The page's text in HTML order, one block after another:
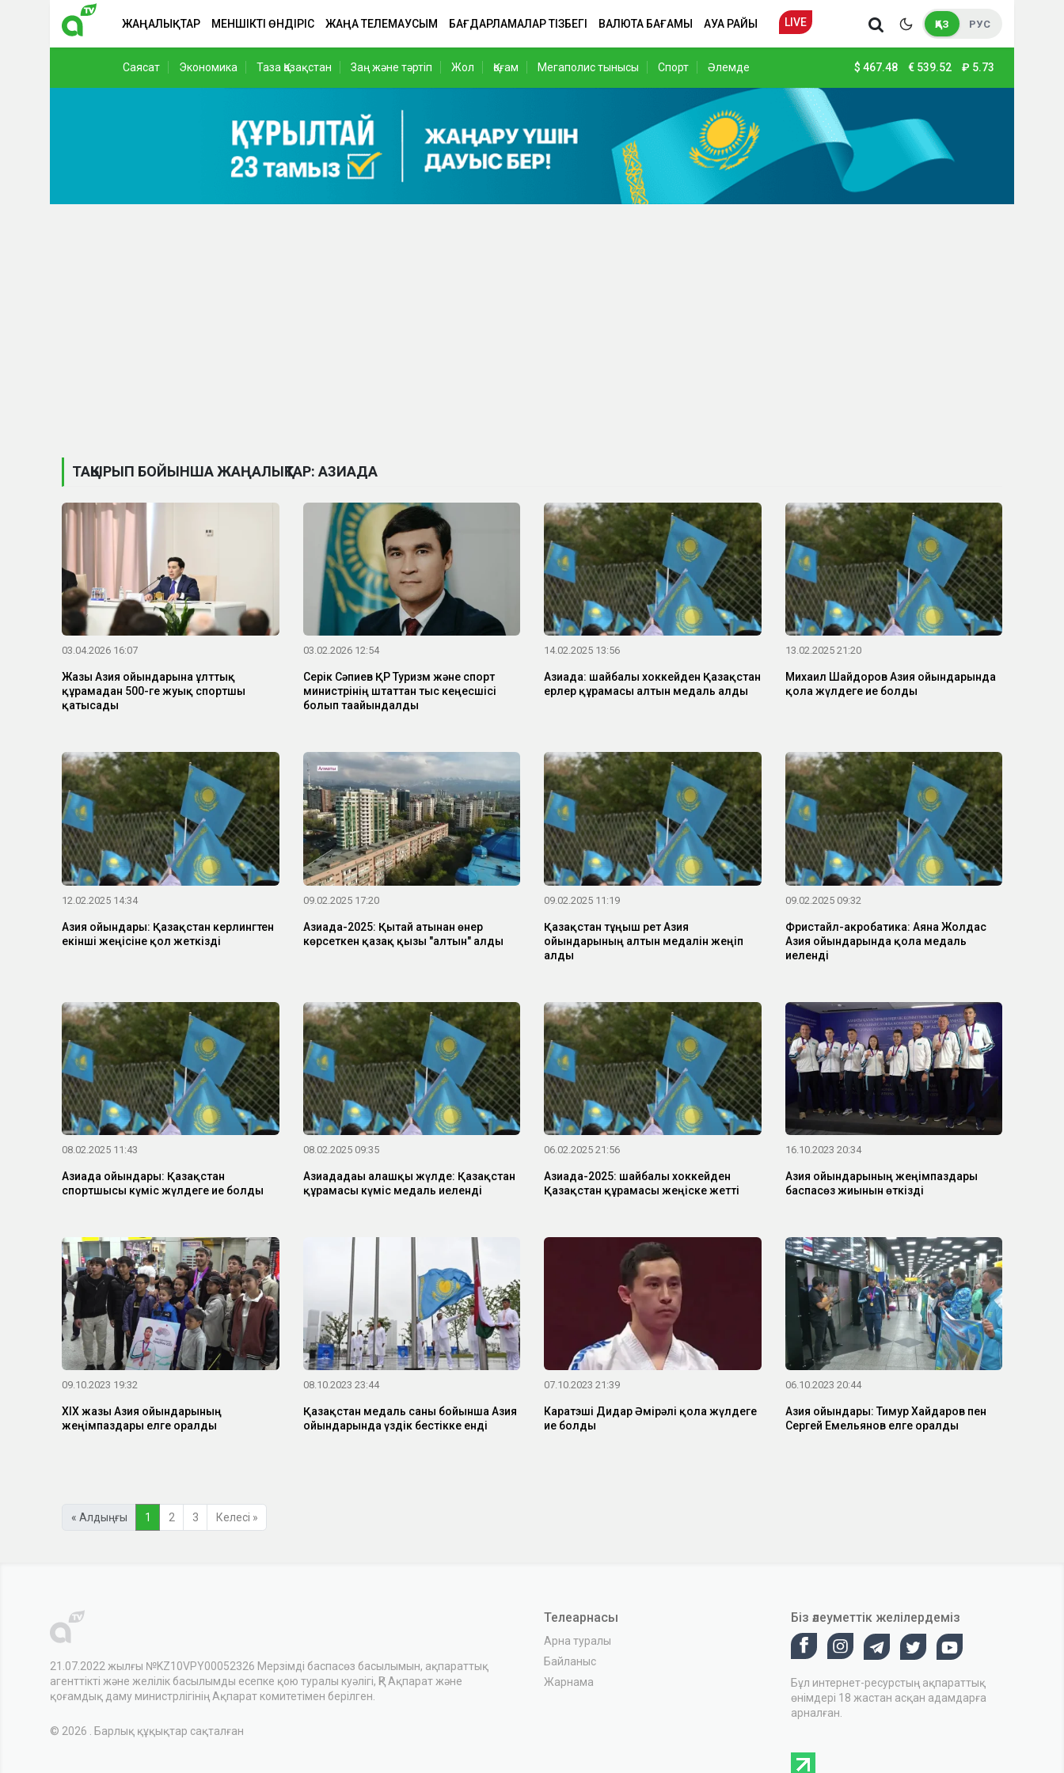
ЖАҢАЛЫҚТАР МЕНШІКТІ ӨНДІРІС ЖАҢА ТЕЛЕМАУСЫМ БАҒДАРЛАМАЛАР ТІЗБЕГІ ВАЛЮТА БАҒАМЫ АУА РАЙЫ LIVE ҚАЗ РУС
Саясат Экономика Таза Қазақстан Заң және тәртіп Жол Қоғам Мегаполис тынысы Спорт Әлемде $ 467.48 € 539.52 ₽ 5.73
ТАҚЫРЫП БОЙЫНША ЖАҢАЛЫҚТАР: АЗИАДА
03.04.2026 16:07
Жазғы Азия ойындарына ұлттық
құрамадан 500-ге жуық спортшы
қатысады
03.02.2026 12:54
Серік Сәпиев ҚР Туризм және спорт
министрінің штаттан тыс кеңесшісі
болып тағайындалды
14.02.2025 13:56
Азиада: шайбалы хоккейден Қазақстан
ерлер құрамасы алтын медаль алды
13.02.2025 21:20
Михаил Шайдоров Азия ойындарында
қола жүлдеге ие болды
12.02.2025 14:34
Азия ойындары: Қазақстан керлингтен
екінші жеңісіне қол жеткізді
09.02.2025 17:20
Азиада-2025: Қытай атынан өнер
көрсеткен қазақ қызы "алтын" алды
09.02.2025 11:19
Қазақстан тұңғыш рет Азия
ойындарының алтын медалін жеңіп
алды
09.02.2025 09:32
Фристайл-акробатика: Аяна Жолдас
Азия ойындарында қола медаль
иеленді
08.02.2025 11:43
Азиада ойындары: Қазақстан
спортшысы күміс жүлдеге ие болды
08.02.2025 09:35
Азиададағы алғашқы жүлде: Қазақстан
құрамасы күміс медаль иеленді
06.02.2025 21:56
Азиада-2025: шайбалы хоккейден
Қазақстан құрамасы жеңіске жетті
16.10.2023 20:34
Азия ойындарының жеңімпаздары
баспасөз жиынын өткізді
09.10.2023 19:32
XIX жазғы Азия ойындарының
жеңімпаздары елге оралды
08.10.2023 23:44
Қазақстан медаль саны бойынша Азия
ойындарында үздік бестікке енді
07.10.2023 21:39
Каратэші Дидар Әмірәлі қола жүлдеге
ие болды
06.10.2023 20:44
Азия ойындары: Тимур Хайдаров пен
Сергей Емельянов елге оралды
« Алдыңғы 1 2 3 Келесі »
21.07.2022 жылғы №KZ10VPY00052326 Мерзімді баспасөз басылымын, ақпараттық
агенттікті және желілік басылымды есепке қою туралы куәлігі, ҚР Ақпарат және
қоғамдық даму министрлігінің Ақпарат комитетімен берілген.
© 2026 . Барлық құқықтар сақталған
Телеарнасы
Арна туралы
Байланыс
Жарнама
Біз әлеуметтік желілердеміз
Бұл интернет-ресурстың ақпараттық
өнімдері 18 жастан асқан адамдарға
арналған.